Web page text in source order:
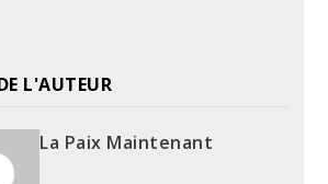
L'AUTEUR
La Paix Maintenant